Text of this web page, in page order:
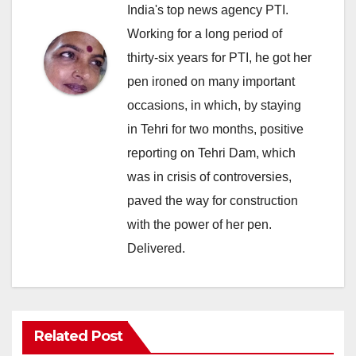
India's top news agency PTI.
Working for a long period of
thirty-six years for PTI, he got her
pen ironed on many important
occasions, in which, by staying
in Tehri for two months, positive
reporting on Tehri Dam, which
was in crisis of controversies,
paved the way for construction
with the power of her pen.
Delivered.
Related Post